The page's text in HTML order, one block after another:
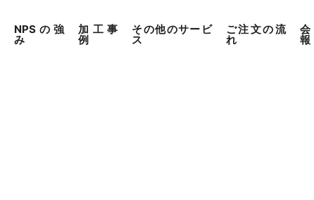
NPSの強
み
加工事
例
その他のサービ
ス
ご注文の流
れ 報